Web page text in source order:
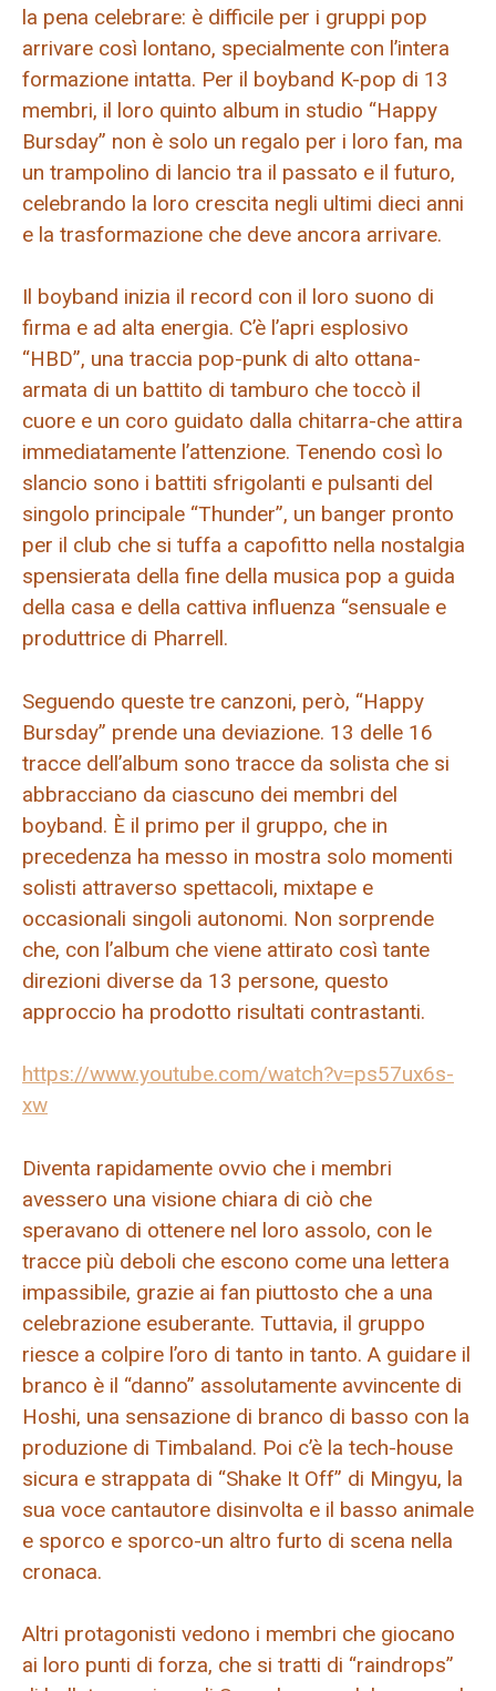
la pena celebrare: è difficile per i gruppi pop
arrivare così lontano, specialmente con l’intera
formazione intatta. Per il boyband K-pop di 13
membri, il loro quinto album in studio “Happy
Bursday” non è solo un regalo per i loro fan, ma
un trampolino di lancio tra il passato e il futuro,
celebrando la loro crescita negli ultimi dieci anni
e la trasformazione che deve ancora arrivare.
Il boyband inizia il record con il loro suono di
firma e ad alta energia. C’è l’apri esplosivo
“HBD”, una traccia pop-punk di alto ottana-
armata di un battito di tamburo che toccò il
cuore e un coro guidato dalla chitarra-che attira
immediatamente l’attenzione. Tenendo così lo
slancio sono i battiti sfrigolanti e pulsanti del
singolo principale “Thunder”, un banger pronto
per il club che si tuffa a capofitto nella nostalgia
spensierata della fine della musica pop a guida
della casa e della cattiva influenza “sensuale e
produttrice di Pharrell.
Seguendo queste tre canzoni, però, “Happy
Bursday” prende una deviazione. 13 delle 16
tracce dell’album sono tracce da solista che si
abbracciano da ciascuno dei membri del
boyband. È il primo per il gruppo, che in
precedenza ha messo in mostra solo momenti
solisti attraverso spettacoli, mixtape e
occasionali singoli autonomi. Non sorprende
che, con l’album che viene attirato così tante
direzioni diverse da 13 persone, questo
approccio ha prodotto risultati contrastanti.
https://www.youtube.com/watch?v=ps57ux6s-
xw
Diventa rapidamente ovvio che i membri
avessero una visione chiara di ciò che
speravano di ottenere nel loro assolo, con le
tracce più deboli che escono come una lettera
impassibile, grazie ai fan piuttosto che a una
celebrazione esuberante. Tuttavia, il gruppo
riesce a colpire l’oro di tanto in tanto. A guidare il
branco è il “danno” assolutamente avvincente di
Hoshi, una sensazione di branco di basso con la
produzione di Timbaland. Poi c’è la tech-house
sicura e strappata di “Shake It Off” di Mingyu, la
sua voce cantautore disinvolta e il basso animale
e sporco e sporco-un altro furto di scena nella
cronaca.
Altri protagonisti vedono i membri che giocano
ai loro punti di forza, che si tratti di “raindrops”